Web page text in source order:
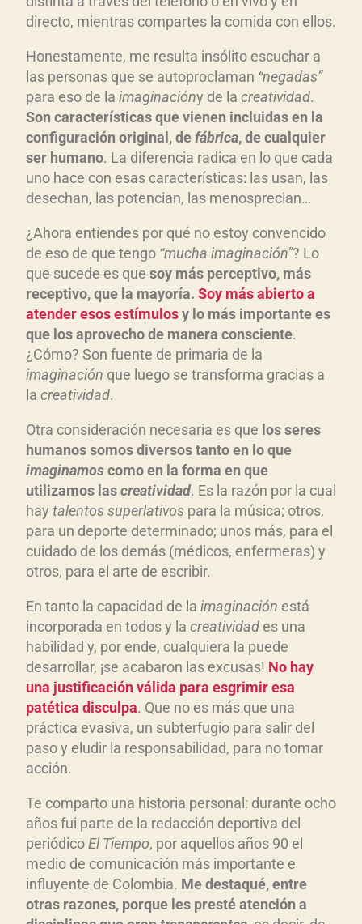
directo, mientras compartes la comida con ellos.
Honestamente, me resulta insólito escuchar a
las personas que se autoproclaman “negadas”
para eso de la imaginacióny de la creatividad.
Son características que vienen incluidas en la
configuración original, defábrica, de cualquier
ser humano. La diferencia radica en lo que cada
uno hace con esas características: las usan, las
desechan, las potencian, las menosprecian…
¿Ahora entiendes por qué no estoy convencido
de eso de que tengo “mucha imaginación”? Lo
que sucede es que soy más perceptivo, más
receptivo, que la mayoría. Soy más abierto a
atender esos estímulosy lo más importante es
que los aprovecho de manera consciente.
¿Cómo? Son fuente de primaria de la
imaginación que luego se transforma gracias a
la creatividad.
Otra consideración necesaria es que los seres
humanos somos diversos tanto en lo que
imaginamoscomo en la forma en que
utilizamos lascreatividad. Es la razón por la cual
hay talentos superlativos para la música; otros,
para un deporte determinado; unos más, para el
cuidado de los demás (médicos, enfermeras) y
otros, para el arte de escribir.
En tanto la capacidad de la imaginación está
incorporada en todos y la creatividad es una
habilidad y, por ende, cualquiera la puede
desarrollar, ¡se acabaron las excusas! No hay
una justificación válida para esgrimir esa
patética disculpa. Que no es más que una
práctica evasiva, un subterfugio para salir del
paso y eludir la responsabilidad, para no tomar
acción.
Te comparto una historia personal: durante ocho
años fui parte de la redacción deportiva del
periódicoEl Tiempo, por aquellos años 90 el
medio de comunicación más importante e
influyente de Colombia. Me destaqué, entre
otras razones, porque les presté atención a